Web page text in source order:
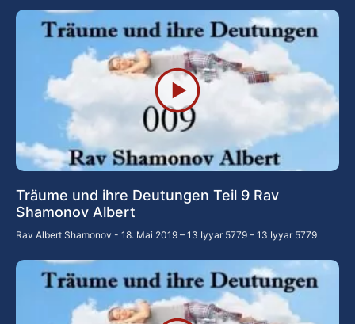
Träume und ihre Deutungen Teil 9 Rav
Shamonov Albert
Rav Albert Shamonov 18. Mai 2019 – 13 Iyyar 5779 – 13 Iyyar 5779